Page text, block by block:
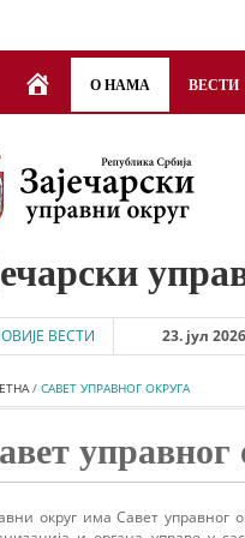
DOBRODOŠLI
О НАМА ВЕСТИ
ВЕСТИ 23. јул 2026.
/ САВЕТ УПРАВНОГ ОКРУГА
управног
округ има Савет управног